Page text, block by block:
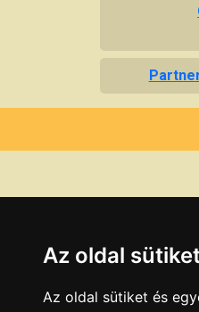
Az oldal
Az oldal sütiket és